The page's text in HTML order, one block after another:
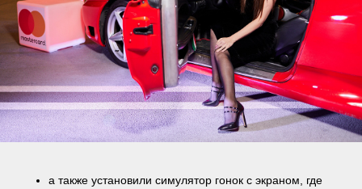
а также установили симулятор гонок с экраном, где